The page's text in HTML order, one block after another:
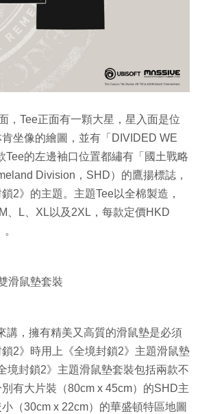
，Tee正面有一顆大星，星入面是位
坐像的繪圖，並有「DIVIDED WE
Tee的左邊袖口位置都繡有「國土戰略
Division，SHD）的鷹揚標誌，
2》的主題。主題Tee以全棉製造，
、L、XL以及2XL，每款定價HKD
滑鼠墊套裝
講，擁有精美又高質的滑鼠墊是必須
2》時用上《全境封鎖2》主題滑鼠墊
境封鎖2》主題滑鼠墊套裝包括兩款不
有大片裝（80cm x 45cm）的SHD主
（30cm x 22cm）的華盛頓特區地圖